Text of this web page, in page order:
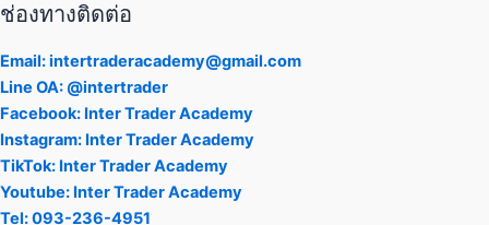
ช่องทางติดต่อ
Email: intertraderacademy@gmail.com
Line OA: @intertrader
Facebook: Inter Trader Academy
Instagram: Inter Trader Academy
TikTok: Inter Trader Academy
Youtube: Inter Trader Academy
Tel: 093-236-4951